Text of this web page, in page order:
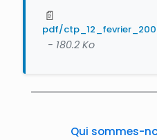
📄
pdf/
- 180.2 Ko
Qui sommes-